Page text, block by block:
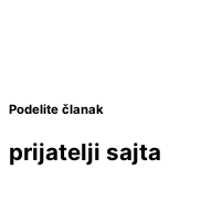
Podelite članak
prijatelji sajta